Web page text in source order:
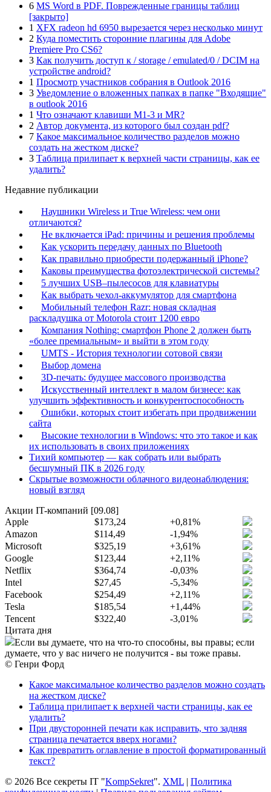
6 MS Word в PDF. Поврежденные границы таблиц
[закрыто]
1 XFX radeon hd 6950 вырезается через несколько минут
2 Куда поместить сторонние плагины для Adobe
Premiere Pro CS6?
3 Как получить доступ к / storage / emulated/0 / DCIM на
устройстве android?
1 Просмотр участников собрания в Outlook 2016
3 Уведомление о вложенных папках в папке "Входящие"
в outlook 2016
1 Что означают клавиши M1-3 и MR?
2 Автор документа, из которого был создан pdf?
7 Какое максимальное количество разделов можно
создать на жестком диске?
3 Таблица прилипает к верхней части страницы, как ее
удалить?
Недавние публикации
Наушники Wireless и True Wireless: чем они
отличаются?
Не включается iPad: причины и решения проблемы
Как ускорить передачу данных по Bluetooth
Как правильно приобрести подержанный iPhone?
Каковы преимущества фотоэлектрической системы?
5 лучших USB–пылесосов для клавиатуры
Как выбрать чехол-аккумулятор для смартфона
Мобильный телефон Razr: новая складная
раскладушка от Motorola стоит 1200 евро
Компания Nothing: смартфон Phone 2 должен быть
«более премиальным» и выйти в этом году
UMTS - История технологии сотовой связи
Выбор домена
3D-печать: будущее массового производства
Искусственный интеллект в малом бизнесе: как
улучшить эффективность и конкурентоспособность
Ошибки, которых стоит избегать при продвижении
сайта
Высокие технологии в Windows: что это такое и как
их использовать в своих приложениях
Тихий компьютер — как собрать или выбрать
бесшумный ПК в 2026 году
Скрытые возможности облачного видеонаблюдения:
новый взгляд
Акции IT-компаний [09.08]
Apple
$173,24
+0,81%
Amazon
$114,49
-1,94%
Microsoft
$325,19
+3,61%
Google
$123,44
+2,11%
Netflix
$364,74
-0,03%
Intel
$27,45
-5,34%
Facebook
$254,49
+2,11%
Tesla
$185,54
+1,44%
Tencent
$322,40
-3,01%
Цитата дня
Если вы думаете, что на что-то способны, вы правы; если
думаете, что у вас ничего не получится - вы тоже правы.
© Генри Форд
Какое максимальное количество разделов можно создать
на жестком диске?
Таблица прилипает к верхней части страницы, как ее
удалить?
При двусторонней печати как исправить, что задняя
страница печатается вверх ногами?
Как превратить оглавление в простой форматированный
текст?
© 2026 Все секреты IT "KompSekret". XML | Политика